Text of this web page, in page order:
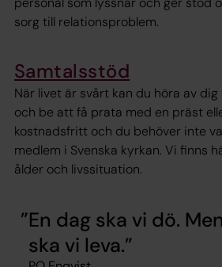
sorg till relationsproblem.
Samtalsstöd
När livet är svårt kan du höra av dig
och be att få prata med en präst
kostnadsfritt och du behöver inte
medlem i Svenska kyrkan. Vi finns
ålder och livssituation.
En dag ska vi dö.
ska vi leva.